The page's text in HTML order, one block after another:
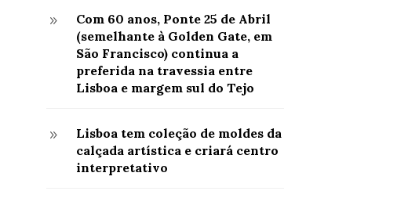
9
Com 60 anos, Ponte 25 de Abril
(semelhante à Golden Gate, em
São Francisco) continua a
preferida na travessia entre
Lisboa e margem sul do Tejo
9
Lisboa tem coleção de moldes da
calçada artística e criará centro
interpretativo